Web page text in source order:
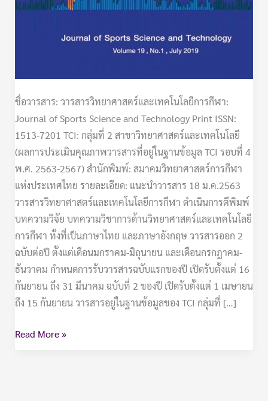
ชื่อวารสาร: วารสารวิทยาศาสตร์และเทคโนโลยีการกีฬา:
Journal of Sports Science and Technology Print ISSN:
1513-7201 TCI: กลุ่มที่ 2 สาขาวิทยาศาสตร์และเทคโนโลยี
(ผลการประเมินคุณภาพวารสารที่อยู่ในฐานข้อมูล TCI รอบที่ 4
พ.ศ. 2563-2567) สำนักพิมพ์: สมาคมวิทยาศาสตร์การกีฬา
แห่งประเทศไทย รายละเอียด: แนะนำวารสาร 18 ม.ค.2563
วารสารวิทยาศาสตร์และเทคโนโลยีการกีฬา ดำเนินการตีพิมพ์
บทความวิจัย บทความวิชาการด้านวิทยาศาสตร์และเทคโนโลยี
การกีฬา ทั้งที่เป็นภาษาไทย และภาษาอังกฤษ วารสารออก 2
ฉบับต่อปี ตั้งแต่เดือนมกราคม-มิถุนายน และเดือนกรกฎาคม-
ธันวาคม กำหนดการรับวารสารฉบับแรกของปี เปิดรับตั้งแต่ 16
กันยายน ถึง 31 มีนาคม ฉบับที่ 2 ของปี เปิดรับตั้งแต่ 1 เมษายน
ถึง 15 กันยายน วารสารอยู่ในฐานข้อมูลของ TCI กลุ่มที่ […]
Read More »